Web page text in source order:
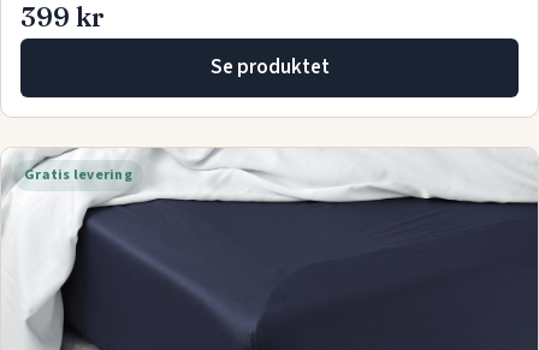
399 kr
Se produktet
Gratis levering